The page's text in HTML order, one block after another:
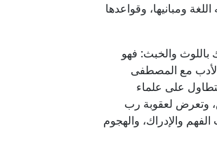
ومبانيها، وقواعدها
والخبث: فهو
مع المصطفى
على علماء
وتعرض لعقوبة رب
والإدراك، والهجوم